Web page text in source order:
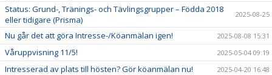
Status: Grund-, Tränings- och Tävlingsgrupper – Födda 2018
eller tidigare (Prisma)
2025-08-25
Nu går det att göra Intresse-/Köanmälan igen! 2025-08-08 15:31
Våruppvisning 11/5! 2025-05-04 09:19
Intresserad av plats till hösten? Gör köanmälan nu! 2025-04-20 16:48